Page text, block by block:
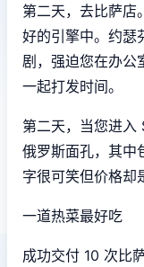
第二天，去比萨店
好的引擎中。约瑟
剧，强迫您在办公
一起打发时间。
第二天，当您进入
俄罗斯面孔，其中
字很可笑但价格却
一道热菜最好吃
成功交付 10 次比